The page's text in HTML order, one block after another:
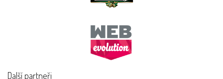
Další partneři